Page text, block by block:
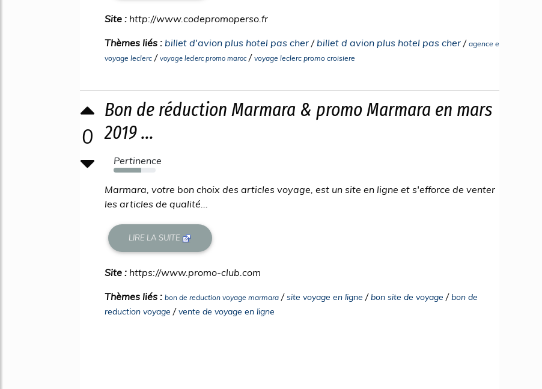
Site : http://www.codepromoperso.fr
Thèmes liés : billet d'avion plus hotel pas cher / billet d avion plus hotel pas cher / agence e
voyage leclerc / voyage leclerc promo maroc/ voyage leclerc promo croisiere
0
Bon de réduction Marmara & promo Marmara en mars
2019 ...
Pertinence
65%
Marmara, votre bon choix des articles voyage, est un site en ligne et s'efforce de venter
les articles de qualité...
LIRE LA SUITE
Site : https://www.promo-club.com
Thèmes liés : bon de reduction voyage marmara /site voyage en ligne /bon site de voyage /bon de
reduction voyage /vente de voyage en ligne